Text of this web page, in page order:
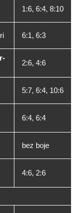
1:6, 6:4, 8:10
6:1, 6:3
2:6, 4:6
5:7, 6:4, 10:6
6:4, 6:4
bez boje
4:6, 2:6